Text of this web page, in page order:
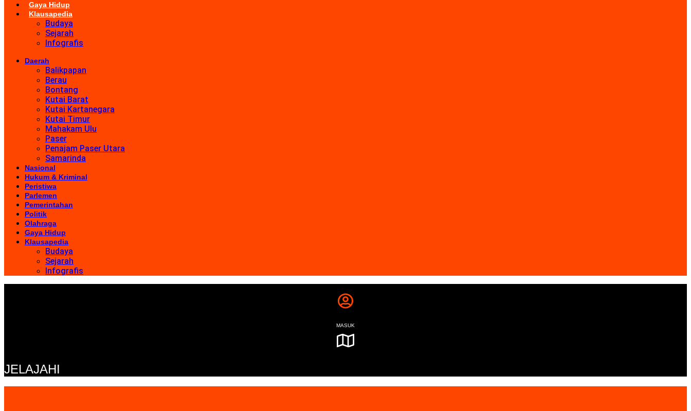
Gaya Hidup
Klausapedia
Budaya
Sejarah
Infografis
Daerah
Balikpapan
Berau
Bontang
Kutai Barat
Kutai Kartanegara
Kutai Timur
Mahakam Ulu
Paser
Penajam Paser Utara
Samarinda
Nasional
Hukum & Kriminal
Peristiwa
Parlemen
Pemerintahan
Politik
Olahraga
Gaya Hidup
Klausapedia
Budaya
Sejarah
Infografis
MASUK
JELAJAHI